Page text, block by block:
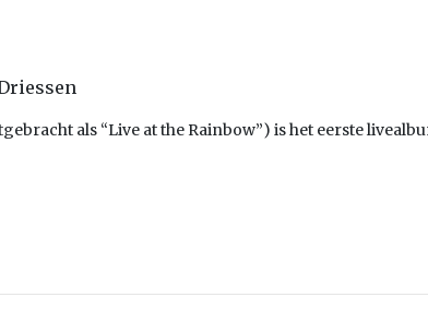
als “Live at the Rainbow”) is het eerste